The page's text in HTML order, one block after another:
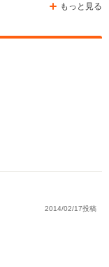
もっと見る
2014/02/17投稿